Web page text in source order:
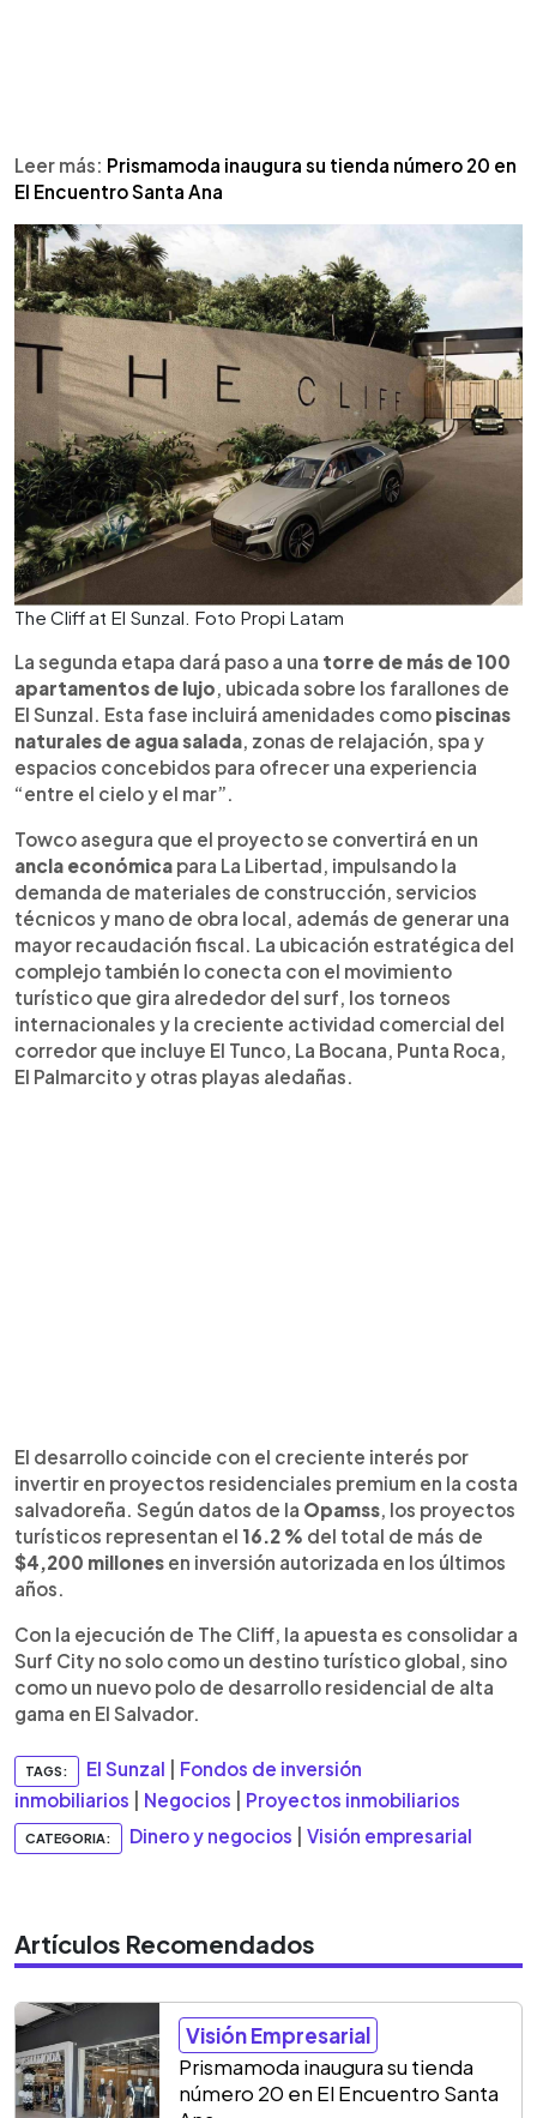
Leer más: Prismamoda inaugura su tienda número 20 en
El Encuentro Santa Ana
The Cliff at El Sunzal. Foto Propi Latam
La segunda etapa dará paso a una torre de más de 100
apartamentos de lujo, ubicada sobre los farallones de
El Sunzal. Esta fase incluirá amenidades como piscinas
naturales de agua salada, zonas de relajación, spa y
espacios concebidos para ofrecer una experiencia
“entre el cielo y el mar”.
Towco asegura que el proyecto se convertirá en un
ancla económica para La Libertad, impulsando la
demanda de materiales de construcción, servicios
técnicos y mano de obra local, además de generar una
mayor recaudación fiscal. La ubicación estratégica del
complejo también lo conecta con el movimiento
turístico que gira alrededor del surf, los torneos
internacionales y la creciente actividad comercial del
corredor que incluye El Tunco, La Bocana, Punta Roca,
El Palmarcito y otras playas aledañas.
El desarrollo coincide con el creciente interés por
invertir en proyectos residenciales premium en la costa
salvadoreña. Según datos de la Opamss, los proyectos
turísticos representan el 16.2 % del total de más de
$4,200 millones en inversión autorizada en los últimos
años.
Con la ejecución de The Cliff, la apuesta es consolidar a
Surf City no solo como un destino turístico global, sino
como un nuevo polo de desarrollo residencial de alta
gama en El Salvador.
TAGS: El Sunzal
Fondos de inversión
inmobiliarios
Negocios Proyectos inmobiliarios
CATEGORIA: Dinero y negocios Visión empresarial
Artículos Recomendados
Visión Empresarial
Prismamoda inaugura su tienda
número 20 en El Encuentro Santa